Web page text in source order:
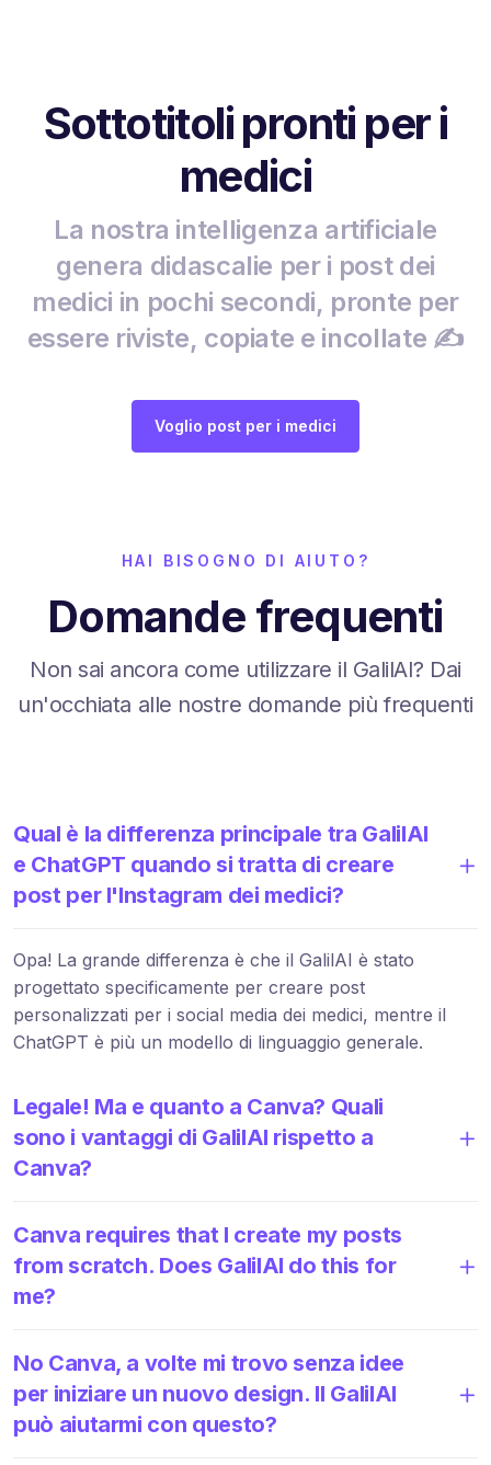
Sottotitoli pronti per i
medici
La nostra intelligenza artificiale
genera didascalie per i post dei
medici in pochi secondi, pronte per
essere riviste, copiate e incollate ✍️
Voglio post per i medici
HAI BISOGNO DI AIUTO?
Domande frequenti
Non sai ancora come utilizzare il GalilAI? Dai
un'occhiata alle nostre domande più frequenti
Qual è la differenza principale tra GalilAI
e ChatGPT quando si tratta di creare
post per l'Instagram dei medici?
Opa! La grande differenza è che il GalilAI è stato
progettato specificamente per creare post
personalizzati per i social media dei medici, mentre il
ChatGPT è più un modello di linguaggio generale.
Legale! Ma e quanto a Canva? Quali
sono i vantaggi di GalilAI rispetto a
Canva?
Canva requires that I create my posts
from scratch. Does GalilAI do this for
me?
No Canva, a volte mi trovo senza idee
per iniziare un nuovo design. Il GalilAI
può aiutarmi con questo?